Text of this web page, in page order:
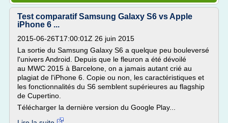
Test comparatif Samsung Galaxy S6 vs Apple
iPhone 6 ...
2015-06-26T17:00:01Z 26 juin 2015
La sortie du Samsung Galaxy S6 a quelque peu bouleversé
l'univers Android. Depuis que le fleuron a été dévoilé
au MWC 2015 à Barcelone, on a jamais autant crié au
plagiat de l'iPhone 6. Copie ou non, les caractéristiques et
les fonctionnalités du S6 semblent supérieures au flagship
de Cupertino.
Télécharger la dernière version du Google Play...